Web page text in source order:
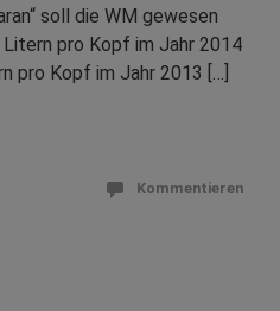
soll die WM gewesen
Litern pro Kopf im Jahr 2014
pro Kopf im Jahr 2013 […]
Kommentieren